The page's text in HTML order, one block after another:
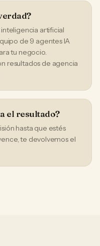
inteligencia artificial
de 9 agentes IA
tu negocio.
resultados de agencia
el resultado?
hasta que estés
te devolvemos el